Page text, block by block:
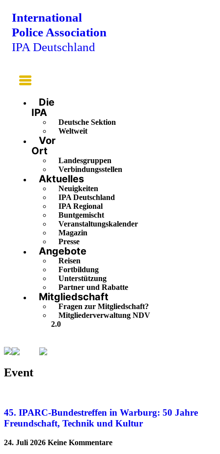
International
Police Association
IPA Deutschland
Main
Menu
Die
IPA
Deutsche Sektion
Weltweit
Vor
Ort
Landesgruppen
Verbindungsstellen
Aktuelles
Neuigkeiten
IPA Deutschland
IPA Regional
Buntgemischt
Veranstaltungskalender
Magazin
Presse
Angebote
Reisen
Fortbildung
Unterstützung
Partner und Rabatte
Mitgliedschaft
Fragen zur Mitgliedschaft?
Mitgliederverwaltung NDV
2.0
Event
45. IPARC-Bundestreffen in Warburg: 50 Jahre
Freundschaft, Technik und Kultur
24. Juli 2026 Keine Kommentare